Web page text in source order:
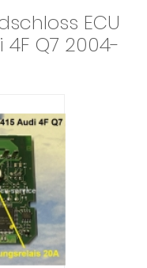
ECU
4F Q7 2004-